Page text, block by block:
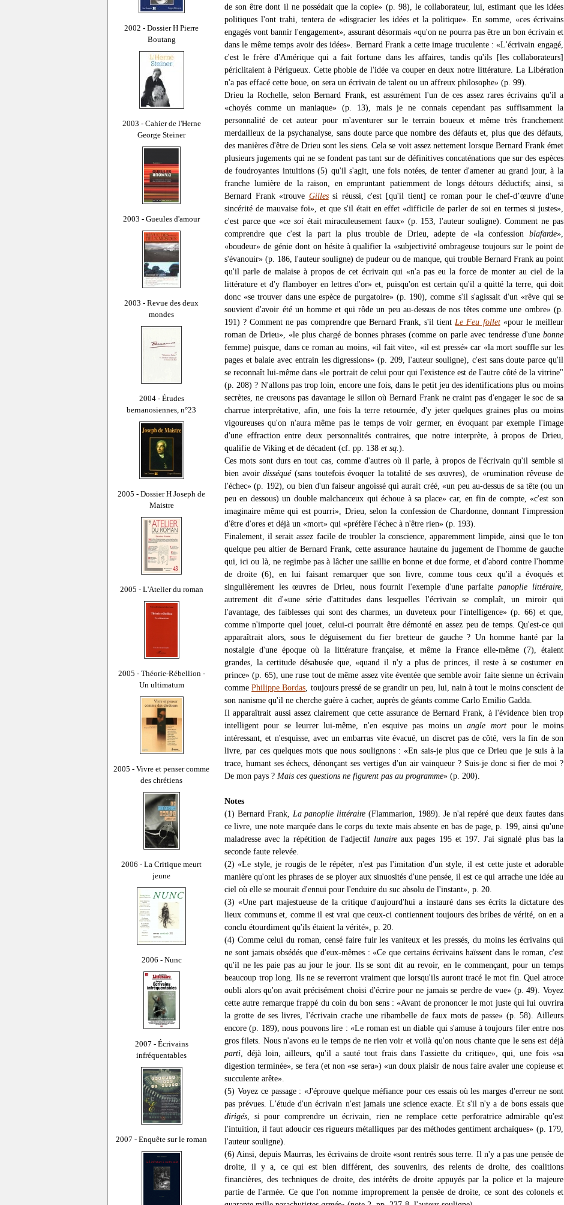
2002 - Dossier H Pierre
Boutang
2003 - Cahier de l'Herne
George Steiner
2003 - Gueules d'amour
2003 - Revue des deux
mondes
2004 - Études
bernanosiennes, n°23
2005 - Dossier H Joseph de
Maistre
2005 - L'Atelier du roman
2005 - Théorie-Rébellion -
Un ultimatum
2005 - Vivre et penser comme
des chrétiens
2006 - La Critique meurt
jeune
2006 - Nunc
2007 - Écrivains
infréquentables
2007 - Enquête sur le roman
de son être dont il ne possédait que la copie» (p. 98), le collaborateur, lui, estimant que les idées
politiques l'ont trahi, tentera de «disgracier les idées et la politique». En somme, «ces écrivains
engagés vont bannir l'engagement», assurant désormais «qu'on ne pourra pas être un bon écrivain et
dans le même temps avoir des idées». Bernard Frank a cette image truculente : «L'écrivain engagé,
c'est le frère d'Amérique qui a fait fortune dans les affaires, tandis qu'ils [les collaborateurs]
périclitaient à Périgueux. Cette phobie de l'idée va couper en deux notre littérature. La Libération
n'a pas effacé cette boue, on sera un écrivain de talent ou un affreux philosophe» (p. 99).
Drieu la Rochelle, selon Bernard Frank, est assurément l'un de ces assez rares écrivains qu'il a
«choyés comme un maniaque» (p. 13), mais je ne connais cependant pas suffisamment la
personnalité de cet auteur pour m'aventurer sur le terrain boueux et même très franchement
merdailleux de la psychanalyse, sans doute parce que nombre des défauts et, plus que des défauts,
des manières d'être de Drieu sont les siens. Cela se voit assez nettement lorsque Bernard Frank émet
plusieurs jugements qui ne se fondent pas tant sur de définitives concaténations que sur des espèces
de foudroyantes intuitions (5) qu'il s'agit, une fois notées, de tenter d'amener au grand jour, à la
franche lumière de la raison, en empruntant patiemment de longs détours déductifs; ainsi, si
Bernard Frank «trouve Gillessi réussi, c'est [qu'il tient] ce roman pour le chef-d’œuvre d'une
sincérité de mauvaise foi», et que s'il était en effet «difficile de parler de soi en termes si justes»,
c'est parce que «ce soiétait miraculeusement faux» (p. 153, l'auteur souligne). Comment ne pas
comprendre que c'est la part la plus trouble de Drieu, adepte de «la confession blafarde»,
«boudeur» de génie dont on hésite à qualifier la «subjectivité ombrageuse toujours sur le point de
s'évanouir» (p. 186, l'auteur souligne) de pudeur ou de manque, qui trouble Bernard Frank au point
qu'il parle de malaise à propos de cet écrivain qui «n'a pas eu la force de monter au ciel de la
littérature et d'y flamboyer en lettres d'or» et, puisqu'on est certain qu'il a quitté la terre, qui doit
donc «se trouver dans une espèce de purgatoire» (p. 190), comme s'il s'agissait d'un «rêve qui se
souvient d'avoir été un homme et qui rôde un peu au-dessus de nos têtes comme une ombre» (p.
191) ? Comment ne pas comprendre que Bernard Frank, s'il tient Le Feu follet«pour le meilleur
roman de Drieu», «le plus chargé de bonnes phrases (comme on parle avec tendresse d'une bonne
femme) puisque, dans ce roman au moins, «il fait vite», «il est pressé» car «la mort souffle sur les
pages et balaie avec entrain les digressions» (p. 209, l'auteur souligne), c'est sans doute parce qu'il
se reconnaît lui-même dans «le portrait de celui pour qui l'existence est de l'autre côté de la vitrine"
(p. 208) ? N'allons pas trop loin, encore une fois, dans le petit jeu des identifications plus ou moins
secrètes, ne creusons pas davantage le sillon où Bernard Frank ne craint pas d'engager le soc de sa
charrue interprétative, afin, une fois la terre retournée, d'y jeter quelques graines plus ou moins
vigoureuses qu'on n'aura même pas le temps de voir germer, en évoquant par exemple l'image
d'une effraction entre deux personnalités contraires, que notre interprète, à propos de Drieu,
qualifie de Viking et de décadent (cf. pp. 138 et sq. ).
Ces mots sont durs en tout cas, comme d'autres où il parle, à propos de l'écrivain qu'il semble si
bien avoirdisséqué(sans toutefois évoquer la totalité de ses œuvres), de «rumination rêveuse de
l'échec» (p. 192), ou bien d'un faiseur angoissé qui aurait créé, «un peu au-dessus de sa tête (ou un
peu en dessous) un double malchanceux qui échoue à sa place» car, en fin de compte, «c'est son
imaginaire même qui est pourri», Drieu, selon la confession de Chardonne, donnant l'impression
d'être d'ores et déjà un «mort» qui «préfère l'échec à n'être rien» (p. 193).
Finalement, il serait assez facile de troubler la conscience, apparemment limpide, ainsi que le ton
quelque peu altier de Bernard Frank, cette assurance hautaine du jugement de l'homme de gauche
qui, ici ou là, ne regimbe pas à lâcher une saillie en bonne et due forme, et d'abord contre l'homme
de droite (6), en lui faisant remarquer que son livre, comme tous ceux qu'il a évoqués et
singulièrement les œuvres de Drieu, nous fournit l'exemple d'une parfaitepanoplie littéraire,
autrement dit d'«une série d'attitudes dans lesquelles l'écrivain se complaît, un miroir qui
l'avantage, des faiblesses qui sont des charmes, un duveteux pour l'intelligence» (p. 66) et que,
comme n'importe quel jouet, celui-ci pourrait être démonté en assez peu de temps. Qu'est-ce qui
apparaîtrait alors, sous le déguisement du fier bretteur de gauche ? Un homme hanté par la
nostalgie d'une époque où la littérature française, et même la France elle-même (7), étaient
grandes, la certitude désabusée que, «quand il n'y a plus de princes, il reste à se costumer en
prince» (p. 65), une ruse tout de même assez vite éventée que semble avoir faite sienne un écrivain
commePhilippe Bordas , toujours pressé de se grandir un peu, lui, nain à tout le moins conscient de
son nanisme qu'il ne cherche guère à cacher, auprès de géants comme Carlo Emilio Gadda.
Il apparaîtrait aussi assez clairement que cette assurance de Bernard Frank, à l'évidence bien trop
intelligent pour se leurrer lui-même, n'en esquive pas moins unangle mortpour le moins
intéressant, et n'esquisse, avec un embarras vite évacué, un discret pas de côté, vers la fin de son
livre, par ces quelques mots que nous soulignons : «En sais-je plus que ce Drieu que je suis à la
trace, humant ses échecs, dénonçant ses vertiges d'un air vainqueur ? Suis-je donc si fier de moi ?
De mon pays ? Mais ces questions ne figurent pas au programme» (p. 200).
Notes
(1) Bernard Frank, La panoplie littéraire (Flammarion, 1989). Je n'ai repéré que deux fautes dans
ce livre, une note marquée dans le corps du texte mais absente en bas de page, p. 199, ainsi qu'une
maladresse avec la répétition de l'adjectif lunaire aux pages 195 et 197. J'ai signalé plus bas la
seconde faute relevée.
(2) «Le style, je rougis de le répéter, n'est pas l'imitation d'un style, il est cette juste et adorable
manière qu'ont les phrases de se ployer aux sinuosités d'une pensée, il est ce qui arrache une idée au
ciel où elle se mourait d'ennui pour l'enduire du suc absolu de l'instant», p. 20.
(3) «Une part majestueuse de la critique d'aujourd'hui a instauré dans ses écrits la dictature des
lieux communs et, comme il est vrai que ceux-ci contiennent toujours des bribes de vérité, on en a
conclu étourdiment qu'ils étaient la vérité», p. 20.
(4) Comme celui du roman, censé faire fuir les vaniteux et les pressés, du moins les écrivains qui
ne sont jamais obsédés que d'eux-mêmes : «Ce que certains écrivains haïssent dans le roman, c'est
qu'il ne les paie pas au jour le jour. Ils se sont dit au revoir, en le commençant, pour un temps
beaucoup trop long. Ils ne se reverront vraiment que lorsqu'ils auront tracé le mot fin. Quel atroce
oubli alors qu'on avait précisément choisi d'écrire pour ne jamais se perdre de vue» (p. 49). Voyez
cette autre remarque frappé du coin du bon sens : «Avant de prononcer le mot juste qui lui ouvrira
la grotte de ses livres, l'écrivain crache une ribambelle de faux mots de passe» (p. 58). Ailleurs
encore (p. 189), nous pouvons lire : «Le roman est un diable qui s'amuse à toujours filer entre nos
gros filets. Nous n'avons eu le temps de ne rien voir et voilà qu'on nous chante que le sens est déjà
parti , déjà loin, ailleurs, qu'il a sauté tout frais dans l'assiette du critique», qui, une fois «sa
digestion terminée», se fera (et non «se sera») «un doux plaisir de nous faire avaler une copieuse et
succulente arête».
(5) Voyez ce passage : «J'éprouve quelque méfiance pour ces essais où les marges d'erreur ne sont
pas prévues. L'étude d'un écrivain n'est jamais une science exacte. Et s'il n'y a de bons essais que
dirigés , si pour comprendre un écrivain, rien ne remplace cette perforatrice admirable qu'est
l'intuition, il faut adoucir ces rigueurs métalliques par des méthodes gentiment archaïques» (p. 179,
l'auteur souligne).
(6) Ainsi, depuis Maurras, les écrivains de droite «sont rentrés sous terre. Il n'y a pas une pensée de
droite, il y a, ce qui est bien différent, des souvenirs, des relents de droite, des coalitions
financières, des techniques de droite, des intérêts de droite appuyés par la police et la majeure
partie de l'armée. Ce que l'on nomme improprement la pensée de droite, ce sont des colonels et